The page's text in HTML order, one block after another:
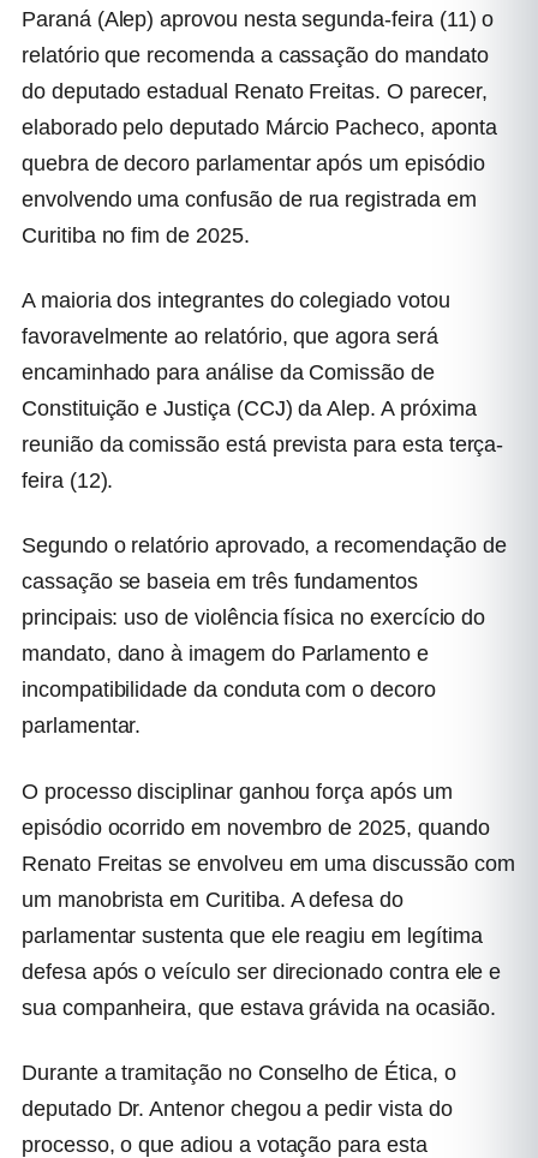
Paraná (Alep) aprovou nesta segunda-feira (11) o
relatório que recomenda a cassação do mandato
do deputado estadual Renato Freitas. O parecer,
elaborado pelo deputado Márcio Pacheco, aponta
quebra de decoro parlamentar após um episódio
envolvendo uma confusão de rua registrada em
Curitiba no fim de 2025.
A maioria dos integrantes do colegiado votou
favoravelmente ao relatório, que agora será
encaminhado para análise da Comissão de
Constituição e Justiça (CCJ) da Alep. A próxima
reunião da comissão está prevista para esta terça-
feira (12).
Segundo o relatório aprovado, a recomendação de
cassação se baseia em três fundamentos
principais: uso de violência física no exercício do
mandato, dano à imagem do Parlamento e
incompatibilidade da conduta com o decoro
parlamentar.
O processo disciplinar ganhou força após um
episódio ocorrido em novembro de 2025, quando
Renato Freitas se envolveu em uma discussão com
um manobrista em Curitiba. A defesa do
parlamentar sustenta que ele reagiu em legítima
defesa após o veículo ser direcionado contra ele e
sua companheira, que estava grávida na ocasião.
Durante a tramitação no Conselho de Ética, o
deputado Dr. Antenorchegou a pedir vista do
processo, o que adiou a votação para esta